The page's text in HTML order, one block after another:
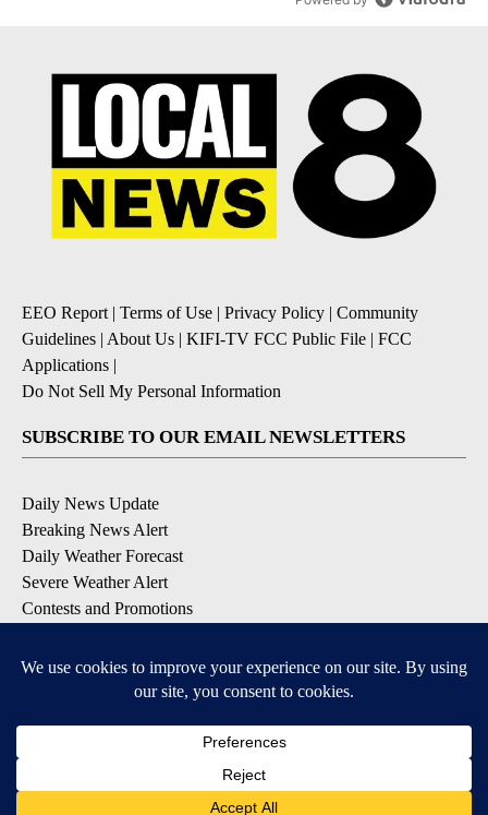
EEO Report | Terms of Use | Privacy Policy | Community
Guidelines | About Us | KIFI-TV FCC Public File | FCC
Applications |
Do Not Sell My Personal Information
SUBSCRIBE TO OUR EMAIL NEWSLETTERS
Daily News Update
Breaking News Alert
Daily Weather Forecast
Severe Weather Alert
Contests and Promotions